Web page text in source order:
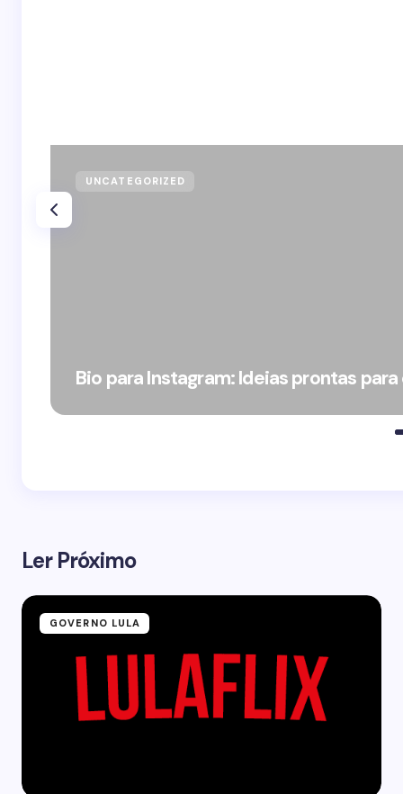
UNCATEGORIZED
Bio para Instagram: Ideias prontas
Ler Próximo
GOVERNO LULA